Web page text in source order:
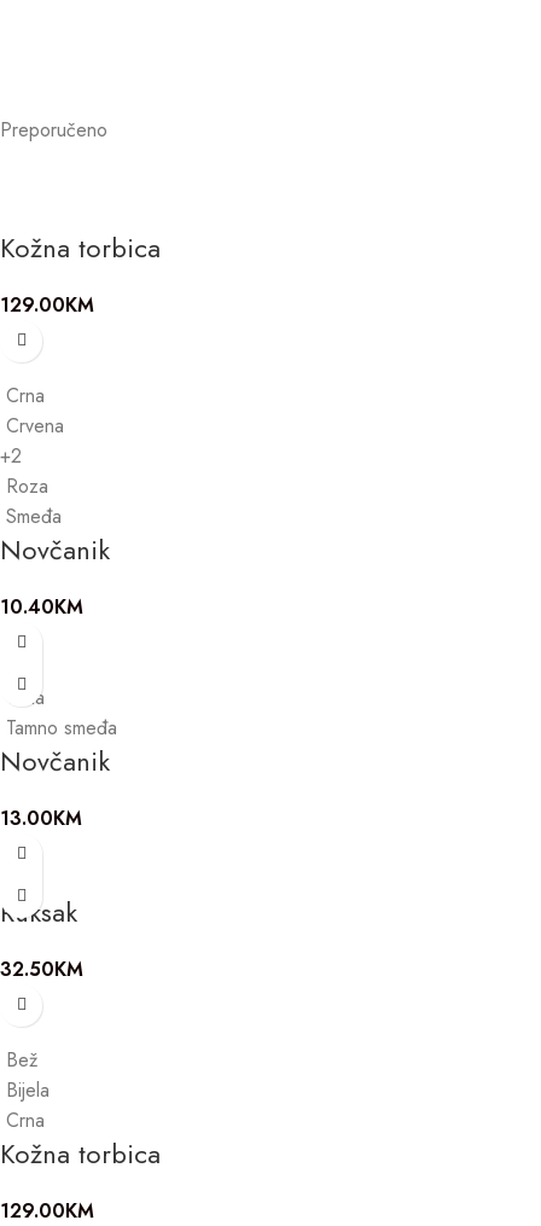
Preporučeno
Kožna torbica
129.00KM
Crna
Crvena
+2
Roza
Smeđa
Novčanik
10.40KM
Crna
Tamno smeđa
Novčanik
13.00KM
Ruksak
32.50KM
Bež
Bijela
Crna
Kožna torbica
129.00KM